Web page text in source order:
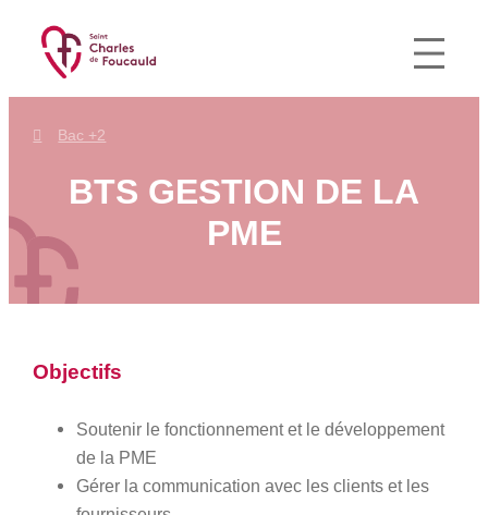
contenu
Bac +2
BTS GESTION DE LA
PME
Objectifs
Soutenir le fonctionnement et le développement
de la PME
Gérer la communication avec les clients et les